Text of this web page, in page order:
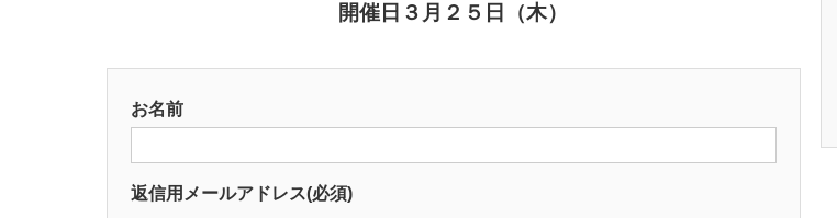
開催日３月２５日（木）
お名前
返信用メールアドレス(必須)